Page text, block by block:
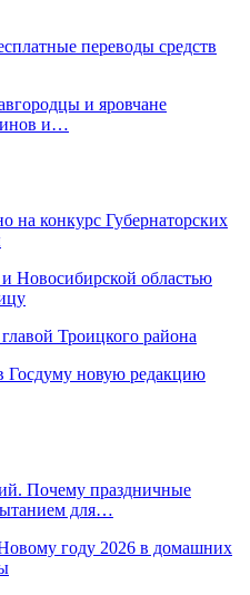
переводы средств
и яровчане
и…
на конкурс Губернаторских
Новосибирской областью
Троицкого района
Госдуму новую редакцию
Почему праздничные
для…
году 2026 в домашних